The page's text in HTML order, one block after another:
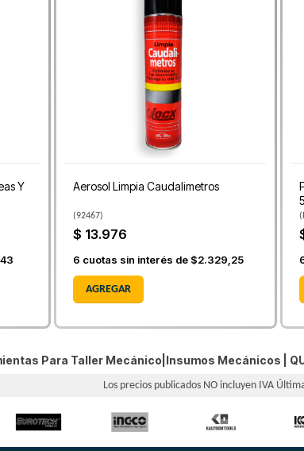
Y
Aerosol Limpia Caudalimetros
(92467)
$ 13.976
6 cuotas sin interés de $2.329,25
AGREGAR
(
Para Taller Mecánico|Insumos Mecánicos |
Los precios publicados NO incluyen IVA